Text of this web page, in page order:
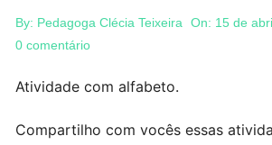
By: Pedagoga Clécia Teixeira On: 15 de
0 comentário
Atividade com alfabeto.
Compartilho com vocês essas